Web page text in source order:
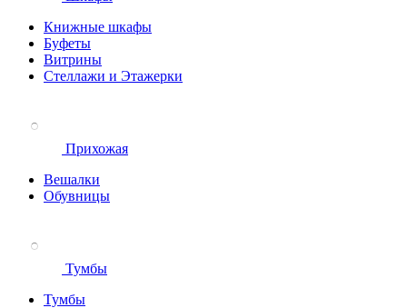
Книжные шкафы
Буфеты
Витрины
Стеллажи и Этажерки
Прихожая
Вешалки
Обувницы
Тумбы
Тумбы